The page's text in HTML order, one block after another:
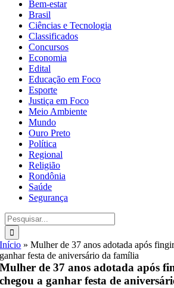
Bem-estar
Brasil
Ciências e Tecnologia
Classificados
Concursos
Economia
Edital
Educação em Foco
Esporte
Justiça em Foco
Meio Ambiente
Mundo
Ouro Preto
Política
Regional
Religião
Rondônia
Saúde
Segurança
Buscar
resultados
para:
Início »Mulher de 37 anos adotada após
ganhar festa de aniversário da família
Mulher de 37 anos adotada após
chegou a ganhar festa de